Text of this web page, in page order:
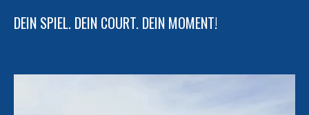
DEIN SPIEL. DEIN COURT. DEIN MOMENT!